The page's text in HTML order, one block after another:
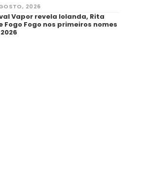
2026
Vapor revela Iolanda, Rita
Fogo Fogo nos primeiros nomes